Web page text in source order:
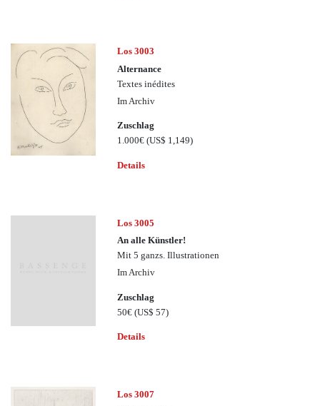
Los 3003
Alternance
Textes inédites
Im Archiv
Zuschlag
1.000€(US$ 1,149)
Details
Los 3005
An alle Künstler!
Mit 5 ganzs. Illustrationen
Im Archiv
Zuschlag
50€(US$ 57)
Details
Los 3007